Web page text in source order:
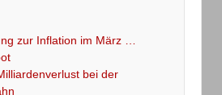
zur Inflation im März …
bei der